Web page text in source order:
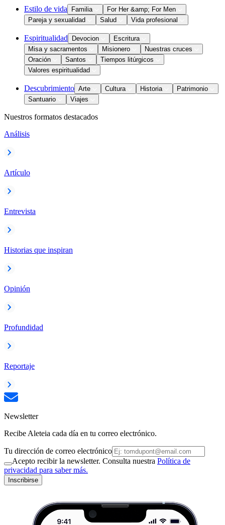
Estilo de vida Familia
For Her &amp; For Men
Pareja y sexualidad
Salud Vida profesional
Espiritualidad Devocion
Escritura
Misa y sacramentos
Misionero
Nuestras cruces
Oración
Santos
Tiempos litúrgicos
Valores espiritualidad
Descubrimiento Arte Cultura Historia
Patrimonio
Santuario
Viajes
Nuestros formatos destacados
Análisis
Artículo
Entrevista
Historias que inspiran
Opinión
Profundidad
Reportaje
Newsletter
Recibe Aleteia cada día en tu correo electrónico.
Tu dirección de correo electrónico
Acepto recibir la newsletter. Consulta nuestra Política de
privacidad para saber más.
Inscribirse